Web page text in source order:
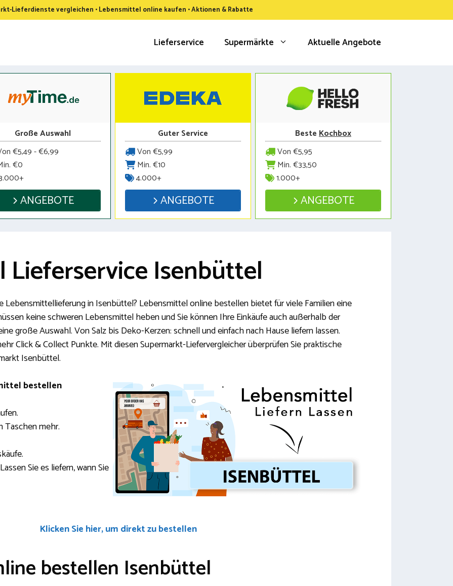
Lieferdienste vergleichen • Lebensmittel online kaufen • Aktionen & Rabatte
Lieferservice Supermärkte Aktuelle Angebote
Große Auswahl
€5,49 - €6,99
€0
ANGEBOTE
Guter Service
Von €5,99
Min. €10
4.000+
ANGEBOTE
BesteKochbox
Von €5,95
Min. €33,50
1.000+
ANGEBOTE
Isenbüttel
Lebensmittellieferung in Isenbüttel? Lebensmittel online bestellen bietet für viele Familien eine
keine schweren Lebensmittel heben und Sie können Ihre Einkäufe auch außerhalb der
große Auswahl. Von Salz bis Deko-Kerzen: schnell und einfach nach Hause liefern lassen.
Click & Collect Punkte. Mit diesen Supermarkt-Liefervergleicher überprüfen Sie praktische
Isenbüttel.
bestellen
Taschen mehr.
Sie es liefern, wann Sie
Klicken Sie hier, um direkt zu bestellen
bestellen Isenbüttel